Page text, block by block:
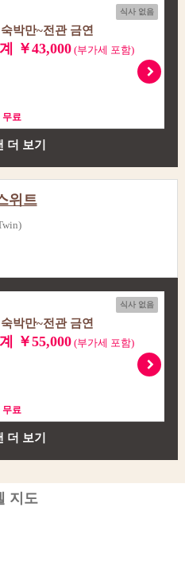
식사 없음
박만~전관 금연
￥43,000(부가세 포함)
무료
더 보기
위트
식사 없음
박만~전관 금연
￥55,000(부가세 포함)
무료
더 보기
지도